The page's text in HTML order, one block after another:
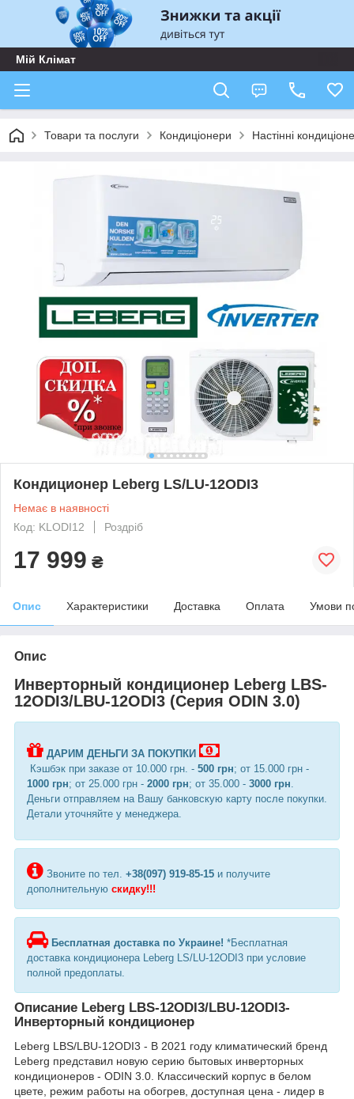
Мій Клімат
Товари та послуги Кондиціонери Настінні
Кондиционер Leberg LS/LU-12ODI3
Немає в наявності
Код: KLODI12
Роздріб
17 999 ₴
Опис Характеристики Доставка Оплата Умови
Опис
Инверторный кондиционер Leberg LBS-
12ODI3/LBU-12ODI3 (Серия ODIN 3.0)
ДАРИМ ДЕНЬГИ ЗА ПОКУПКИ
Кэшбэк при заказе от 10.000 грн. - 500 грн; от 15.000 грн -
1000 грн; от 25.000 грн - 2000 грн; от 35.000 - 3000 грн.
Деньги отправляем на Вашу банковскую карту после покупки.
Детали уточняйте у менеджера.
Звоните по тел. +38(097) 919-85-15 и получите
дополнительную скидку!!!
Бесплатная доставка по Украине! *Бесплатная
доставка кондиционера Leberg LS/LU-12ODI3 при условие
полной предоплаты.
Описание Leberg LBS-12ODI3/LBU-12ODI3-
Инверторный кондиционер
Leberg LBS/LBU-12ODI3 - В 2021 году климатический бренд
Leberg представил новую серию бытовых инверторных
кондиционеров - ODIN 3.0. Классический корпус в белом
цвете, режим работы на обогрев, доступная цена - лидер в